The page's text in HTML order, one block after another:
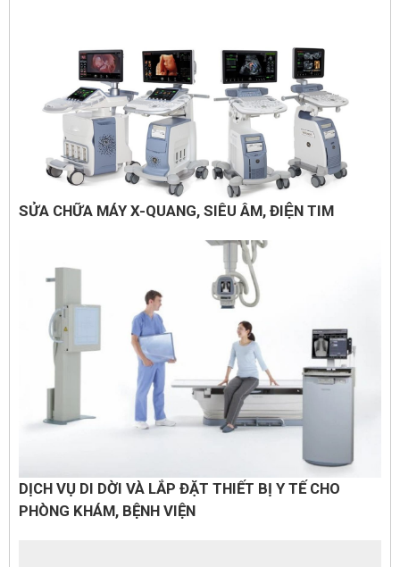
SỬA CHỮA MÁY X-QUANG, SIÊU ÂM, ĐIỆN TIM
DỊCH VỤ DI DỜI VÀ LẮP ĐẶT THIẾT BỊ Y TẾ CHO
PHÒNG KHÁM, BỆNH VIỆN